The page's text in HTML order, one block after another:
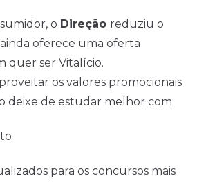
o Direção reduziu o
oferece uma oferta
quer ser Vitalício.
os valores promocionais
deixe de estudar melhor com:
para os concursos mais